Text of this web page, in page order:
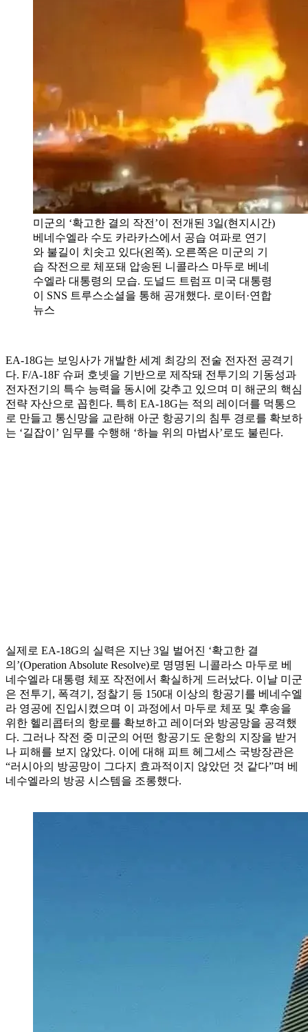
미군의 ‘확고한 결의 작전’이 전개된 3일(현지시간)
베네수엘라 수도 카라카스에서 공습 여파로 연기
와 불길이 치솟고 있다(왼쪽). 오른쪽은 미군의 기
습 작전으로 체포돼 압송된 니콜라스 마두로 베네
수엘라 대통령의 모습. 도널드 트럼프 미국 대통령
이 SNS 트루스소셜을 통해 공개했다. 로이터·연합
뉴스
EA-18G는 보잉사가 개발한 세계 최강의 전술 전자전 공격기
다. F/A-18F 슈퍼 호넷을 기반으로 제작돼 전투기의 기동성과
전자전기의 특수 능력을 동시에 갖추고 있으며 미 해군의 핵심
전략 자산으로 꼽힌다. 특히 EA-18G는 적의 레이더를 먹통으
로 만들고 통신망을 교란해 아군 항공기의 침투 경로를 확보하
는 ‘길잡이’ 임무를 수행해 ‘하늘 위의 마법사’로도 불린다.
실제로 EA-18G의 실력은 지난 3일 벌어진 ‘확고한 결
의’(Operation Absolute Resolve)로 명명된 니콜라스 마두로 베
네수엘라 대통령 체포 작전에서 확실하게 드러났다. 이날 미군
은 전투기, 폭격기, 정찰기 등 150대 이상의 항공기를 베네수엘
라 영공에 진입시켰으며 이 과정에서 마두로 체포 및 후송을
위한 헬리콥터의 항로를 확보하고 레이더와 방공망을 공격했
다. 그러나 작전 중 미군의 어떤 항공기도 운항의 지장을 받거
나 피해를 보지 않았다. 이에 대해 피트 헤그세스 국방장관은
“러시아의 방공망이 그다지 효과적이지 않았던 것 같다”며 베
네수엘라의 방공 시스템을 조롱했다.